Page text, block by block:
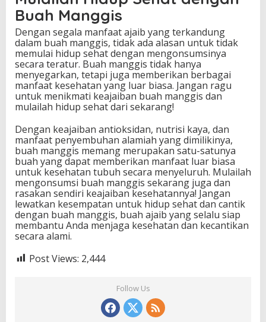
Buah Manggis
Dengan segala manfaat ajaib yang terkandung
dalam buah manggis, tidak ada alasan untuk tidak
memulai hidup sehat dengan mengonsumsinya
secara teratur. Buah manggis tidak hanya
menyegarkan, tetapi juga memberikan berbagai
manfaat kesehatan yang luar biasa. Jangan ragu
untuk menikmati keajaiban buah manggis dan
mulailah hidup sehat dari sekarang!
Dengan keajaiban antioksidan, nutrisi kaya, dan
manfaat penyembuhan alamiah yang dimilikinya,
buah manggis memang merupakan satu-satunya
buah yang dapat memberikan manfaat luar biasa
untuk kesehatan tubuh secara menyeluruh. Mulailah
mengonsumsi buah manggis sekarang juga dan
rasakan sendiri keajaiban kesehatannya! Jangan
lewatkan kesempatan untuk hidup sehat dan cantik
dengan buah manggis, buah ajaib yang selalu siap
membantu Anda menjaga kesehatan dan kecantikan
secara alami.
Post Views: 2,444
Follow Us